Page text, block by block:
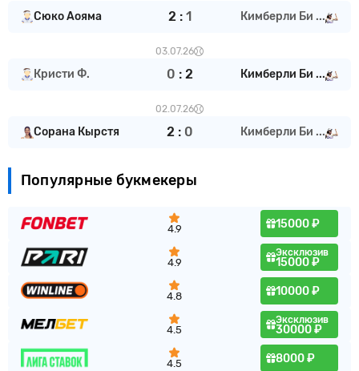
Сюко Аояма 2 : 1 Кимберли Би ...
03.07.26
Кристи Ф. 0 : 2 Кимберли Би ...
02.07.26
Сорана Кырстя 2 : 0 Кимберли Би ...
Популярные букмекеры
4.9 15000 ₽
4.9
Эксклюзив
15000 ₽
4.8 10000 ₽
4.5
Эксклюзив
30000 ₽
4.5 8000 ₽